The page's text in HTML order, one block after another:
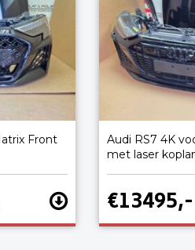
Front
Audi RS7 4K
met laser
€13495,-